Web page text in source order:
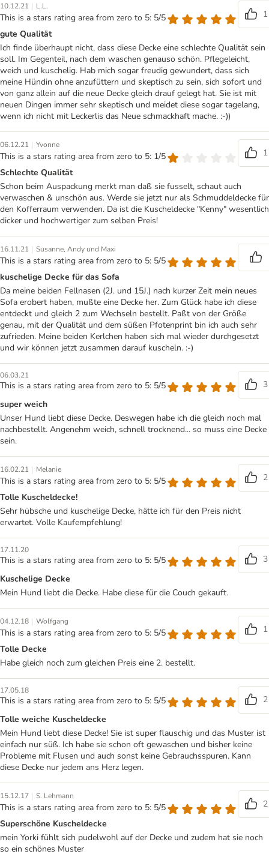
10.12.21 | L.L.
This is a stars rating area from zero to 5: 5/5
1
gute Qualität
Ich finde überhaupt nicht, dass diese Decke eine schlechte Qualität sein
soll. Im Gegenteil, nach dem waschen genauso schön. Pflegeleicht,
weich und kuschelig. Hab mich sogar freudig gewundert, dass sich
meine Hündin ohne anzufüttern und skeptisch zu sein, sich sofort und
von ganz allein auf die neue Decke gleich drauf gelegt hat. Sie ist mit
neuen Dingen immer sehr skeptisch und meidet diese sogar tagelang,
wenn ich nicht mit Leckerlis das Neue schmackhaft mache. :-))
06.12.21 | Yvonne
This is a stars rating area from zero to 5: 1/5
1
Schlechte Qualität
Schon beim Auspackung merkt man daß sie fusselt, schaut auch
verwaschen & unschön aus. Werde sie jetzt nur als Schmuddeldecke für
den Kofferraum verwenden. Da ist die Kuscheldecke "Kenny" wesentlich
dicker und hochwertiger zum selben Preis!
16.11.21 | Susanne, Andy und Maxi
This is a stars rating area from zero to 5: 5/5
kuschelige Decke für das Sofa
Da meine beiden Fellnasen (2J. und 15J.) nach kurzer Zeit mein neues
Sofa erobert haben, mußte eine Decke her. Zum Glück habe ich diese
entdeckt und gleich 2 zum Wechseln bestellt. Paßt von der Größe
genau, mit der Qualität und dem süßen Pfotenprint bin ich auch sehr
zufrieden. Meine beiden Kerlchen haben sich mal wieder durchgesetzt
und wir können jetzt zusammen darauf kuscheln. :-)
06.03.21
This is a stars rating area from zero to 5: 5/5
3
super weich
Unser Hund liebt diese Decke. Deswegen habe ich die gleich noch mal
nachbestellt. Angenehm weich, schnell trocknend... so muss eine Decke
sein.
16.02.21 | Melanie
This is a stars rating area from zero to 5: 5/5
2
Tolle Kuscheldecke!
Sehr hübsche und kuschelige Decke, hätte ich für den Preis nicht
erwartet. Volle Kaufempfehlung!
17.11.20
This is a stars rating area from zero to 5: 5/5
3
Kuschelige Decke
Mein Hund liebt die Decke. Habe diese für die Couch gekauft.
04.12.18 | Wolfgang
This is a stars rating area from zero to 5: 5/5
1
Tolle Decke
Habe gleich noch zum gleichen Preis eine 2. bestellt.
17.05.18
This is a stars rating area from zero to 5: 5/5
2
Tolle weiche Kuscheldecke
Mein Hund liebt diese Decke! Sie ist super flauschig und das Muster ist
einfach nur süß. Ich habe sie schon oft gewaschen und bisher keine
Probleme mit Flusen und auch sonst keine Gebrauchsspuren. Kann
diese Decke nur jedem ans Herz legen.
15.12.17 | S. Lehmann
This is a stars rating area from zero to 5: 5/5
2
Superschöne Kuscheldecke
mein Yorki fühlt sich pudelwohl auf der Decke und zudem hat sie noch
so ein schönes Muster